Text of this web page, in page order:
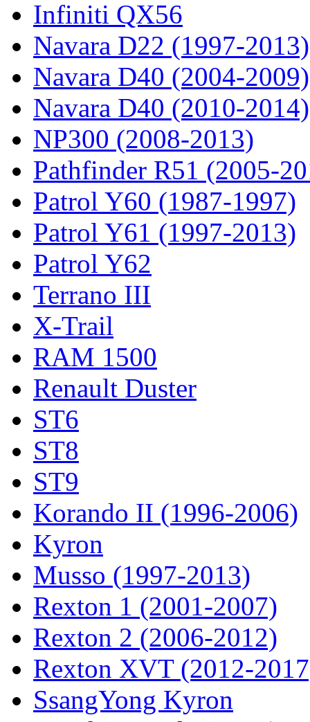
Infiniti QX56
Navara D22 (1997-2013)
Navara D40 (2004-2009)
Navara D40 (2010-2014)
NP300 (2008-2013)
Pathfinder R51 (2005-
Patrol Y60 (1987-1997)
Patrol Y61 (1997-2013)
Patrol Y62
Terrano III
X-Trail
RAM 1500
Renault Duster
ST6
ST8
ST9
Korando II (1996-2006)
Kyron
Musso (1997-2013)
Rexton 1 (2001-2007)
Rexton 2 (2006-2012)
Rexton XVT (2012-
SsangYong Kyron